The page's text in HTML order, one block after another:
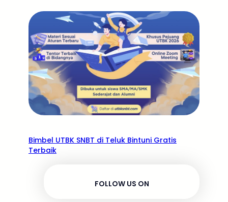
Bimbel UTBK SNBT di Teluk Bintuni Gratis
Terbaik
FOLLOW US ON